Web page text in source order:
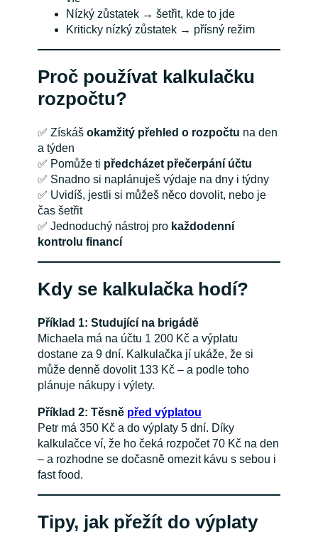
Nízký zůstatek → šetřit, kde to jde
Kriticky nízký zůstatek → přísný režim
Proč používat kalkulačku
rozpočtu?
✅ Získáš okamžitý přehled o rozpočtu na den
a týden
✅ Pomůže ti předcházet přečerpání účtu
✅ Snadno si naplánuješ výdaje na dny i týdny
✅ Uvidíš, jestli si můžeš něco dovolit, nebo je
čas šetřit
✅ Jednoduchý nástroj pro každodenní
kontrolu financí
Kdy se kalkulačka hodí?
Příklad 1: Studující na brigádě
Michaela má na účtu 1 200 Kč a výplatu
dostane za 9 dní. Kalkulačka jí ukáže, že si
může denně dovolit 133 Kč – a podle toho
plánuje nákupy i výlety.
Příklad 2: Těsně před výplatou
Petr má 350 Kč a do výplaty 5 dní. Díky
kalkulačce ví, že ho čeká rozpočet 70 Kč na den
– a rozhodne se dočasně omezit kávu s sebou i
fast food.
Tipy, jak přežít do výplaty